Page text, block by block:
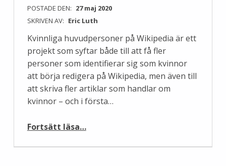
POSTADE DEN: 27 maj 2020
SKRIVEN AV: Eric Luth
Kvinnliga huvudpersoner på Wikipedia är ett
projekt som syftar både till att få fler
personer som identifierar sig som kvinnor
att börja redigera på Wikipedia, men även till
att skriva fler artiklar som handlar om
kvinnor – och i första…
Fortsätt läsa“Projektet Kvinnliga huvudpersoner på Wikipedia bjuder in till online-skrivstugor!”
…